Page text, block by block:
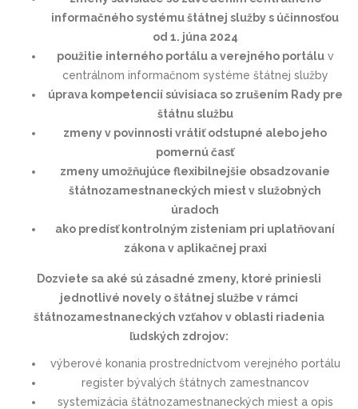
informačného systému štátnej služby s účinnosťou
od 1. júna 2024
použitie interného portálu a verejného portáluv
centrálnom informačnom systéme štátnej služby
úprava kompetencií súvisiaca so zrušením Rady pre
štátnu službu
zmeny v povinnosti vrátiť odstupné alebo jeho
pomernú časť
zmeny umožňujúce flexibilnejšie obsadzovanie
štátnozamestnaneckých miest v služobných
úradoch
ako predísť kontrolným zisteniam pri uplatňovaní
zákona v aplikačnej praxi
Dozviete sa aké sú zásadné zmeny, ktoré priniesli
jednotlivé novely o štátnej službe v rámci
štátnozamestnaneckých vzťahov v oblasti riadenia
ľudských zdrojov:
výberové konania prostredníctvom verejného portálu
register bývalých štátnych zamestnancov
systemizácia štátnozamestnaneckých miest a opis